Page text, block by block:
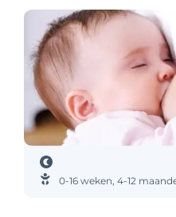
0-16 weken 4-12